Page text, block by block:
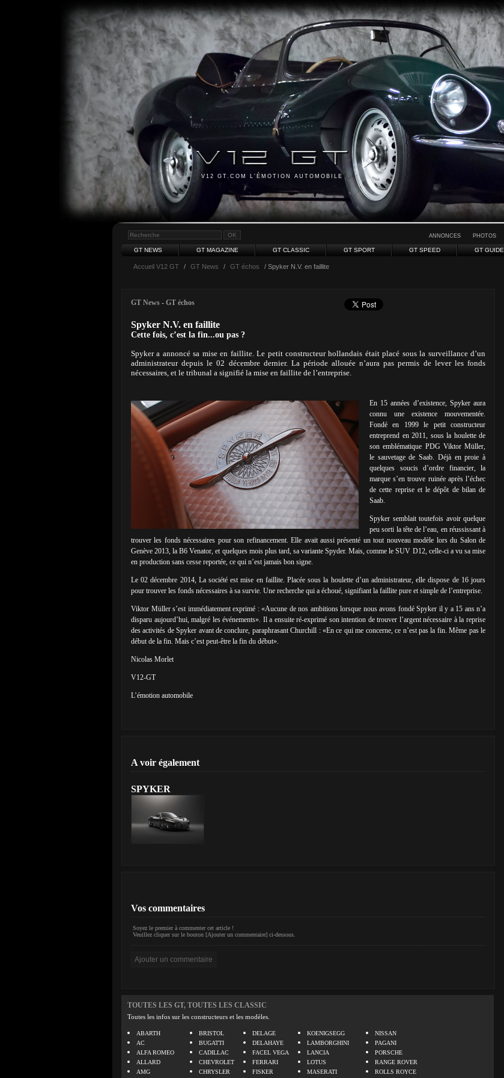
V12 GT.COM L'ÉMOTION AUTOMOBILE
ANNONCES PHOTOS
GT NEWS GT MAGAZINE GT CLASSIC GT SPORT GT SPEED GT GUIDE
Accueil V12 GT / GT News / GT échos / Spyker N.V. en faillite
GT News - GT échos
Spyker N.V. en faillite
Cette fois, c’est la fin...ou pas ?
Spyker a annoncé sa mise en faillite. Le petit constructeur hollandais était placé sous la surveillance d’un
administrateur depuis le 02 décembre dernier. La période allouée n’aura pas permis de lever les fonds
nécessaires, et le tribunal a signifié la mise en faillite de l’entreprise.
En 15 années d’existence, Spyker aura
connu une existence mouvementée.
Fondé en 1999 le petit constructeur
entreprend en 2011, sous la houlette de
son emblématique PDG Viktor Müller,
le sauvetage de Saab. Déjà en proie à
quelques soucis d’ordre financier, la
marque s’en trouve ruinée après l’échec
de cette reprise et le dépôt de bilan de
Saab.
Spyker semblait toutefois avoir quelque
peu sorti la tête de l’eau, en réussissant à
trouver les fonds nécessaires pour son refinancement. Elle avait aussi présenté un tout nouveau modèle lors du Salon de
Genève 2013, la B6 Venator, et quelques mois plus tard, sa variante Spyder. Mais, comme le SUV D12, celle-ci a vu sa mise
en production sans cesse reportée, ce qui n’est jamais bon signe.
Le 02 décembre 2014, La société est mise en faillite. Placée sous la houlette d’un administrateur, elle dispose de 16 jours
pour trouver les fonds nécessaires à sa survie. Une recherche qui a échoué, signifiant la faillite pure et simple de l’entreprise.
Viktor Müller s’est immédiatement exprimé : «Aucune de nos ambitions lorsque nous avons fondé Spyker il y a 15 ans n’a
disparu aujourd’hui, malgré les événements». Il a ensuite ré-exprimé son intention de trouver l’argent nécessaire à la reprise
des activités de Spyker avant de conclure, paraphrasant Churchill : «En ce qui me concerne, ce n’est pas la fin. Même pas le
début de la fin. Mais c’est peut-être la fin du début».
Nicolas Morlet
V12-GT
L’émotion automobile
A voir également
SPYKER
Vos commentaires
Soyez le premier à commenter cet article !
Veuillez cliquer sur le bouton [Ajouter un commentaire] ci-dessous.
TOUTES LES GT, TOUTES LES CLASSIC
Toutes les infos sur les constructeurs et les modèles.
ABARTH
AC
ALFA ROMEO
ALLARD
AMG
BRISTOL
BUGATTI
CADILLAC
CHEVROLET
CHRYSLER
DELAGE
DELAHAYE
FACEL VEGA
FERRARI
FISKER
KOENIGSEGG
LAMBORGHINI
LANCIA
LOTUS
MASERATI
NISSAN
PAGANI
PORSCHE
RANGE ROVER
ROLLS ROYCE